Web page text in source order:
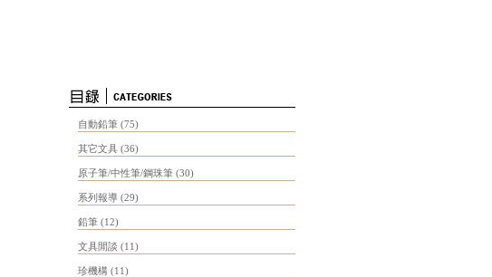
自動鉛筆 (75)
其它文具 (36)
原子筆/中性筆/鋼珠筆 (30)
系列報導 (29)
鉛筆 (12)
文具閒談 (11)
珍機構 (11)